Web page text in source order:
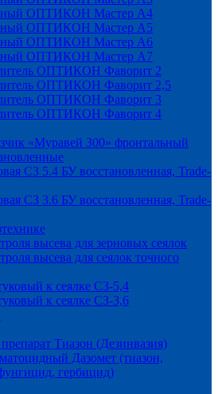
ОПТИКОН Мастер А4
ОПТИКОН Мастер А5
ОПТИКОН Мастер А6
ОПТИКОН Мастер А7
ОПТИКОН Фаворит 2
ОПТИКОН Фаворит 2,5
ОПТИКОН Фаворит 3
ОПТИКОН Фаворит 4
«Муравей 300» фронтальный
СЗ 5.4 БУ восстановленная, Trade-
СЗ 3.6 БУ восстановленная, Trade-
высева для зерновых сеялок
высева для сеялок точного
к сеялке СЗ-5,4
к сеялке СЗ-3,6
Тиазон (Дезинвазия)
Дазомет (тиазон,
гербицид)